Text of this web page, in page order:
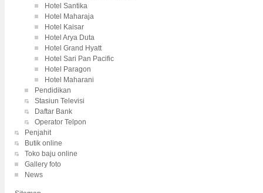
Hotel Santika
Hotel Maharaja
Hotel Kaisar
Hotel Arya Duta
Hotel Grand Hyatt
Hotel Sari Pan Pacific
Hotel Paragon
Hotel Maharani
Pendidikan
Stasiun Televisi
Daftar Bank
Operator Telpon
Penjahit
Butik online
Toko baju online
Gallery foto
News